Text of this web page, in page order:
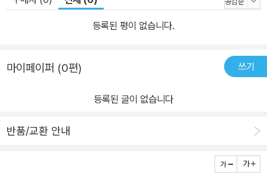
등록된 평이 없습니다.
마이페이퍼 (0편) 쓰기
등록된 글이 없습니다
반품/교환 안내